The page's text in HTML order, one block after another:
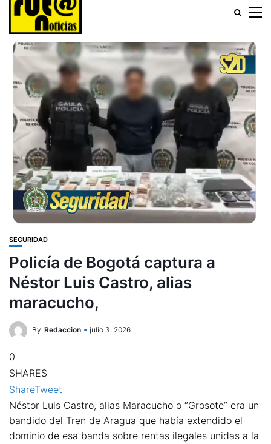
SEGURIDAD
Policía de Bogotá captura a
Néstor Luis Castro, alias
maracucho,
By Redaccion julio 3, 2026
0
SHARES
ShareTweet
Néstor Luis Castro, alias Maracucho o “Grosote” era un
bandido del Tren de Aragua que había extendido el
dominio de esa banda sobre rentas ilegales unidas a la